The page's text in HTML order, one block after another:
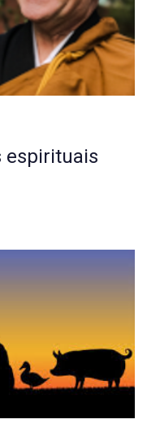
espirituais